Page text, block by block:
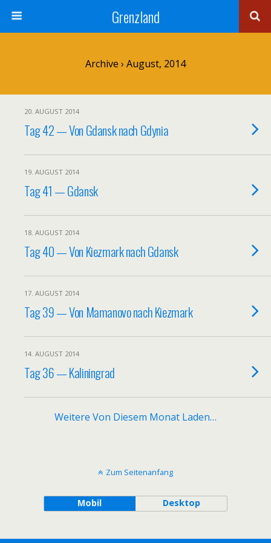
Grenzland
Archive › August, 2014
20. AUGUST 2014
Tag 42 — Von Gdansk nach Gdynia
19. AUGUST 2014
Tag 41 — Gdansk
18. AUGUST 2014
Tag 40 — Von Kiezmark nach Gdansk
17. AUGUST 2014
Tag 39 — Von Mamanovo nach Kiezmark
14. AUGUST 2014
Tag 36 — Kaliningrad
Weitere Von Diesem Monat Laden…
Zum Seitenanfang
Mobil Desktop